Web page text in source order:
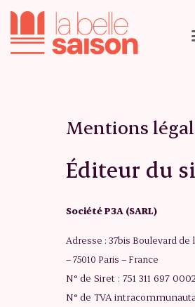
Les artistes
Le calendrier
Nous suivre
Mentions
Éditeur du
Société P3A (SARL)
Adresse : 37bis Boulevard de
– 75010 Paris – France
N° de Siret : 751 311 697
N° de TVA